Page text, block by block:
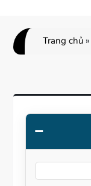
Trang chủ